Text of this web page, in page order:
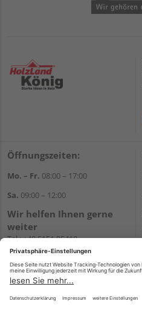
Öffnungszeiten:
Mo. – Fr. 08:00 – 17:00
Sa. 09:00 – 12:00
Wir helfen Ihnen gerne
weiter
Tel.:+49 5151 95410
E-Mail:shop@holzland-koenig.de